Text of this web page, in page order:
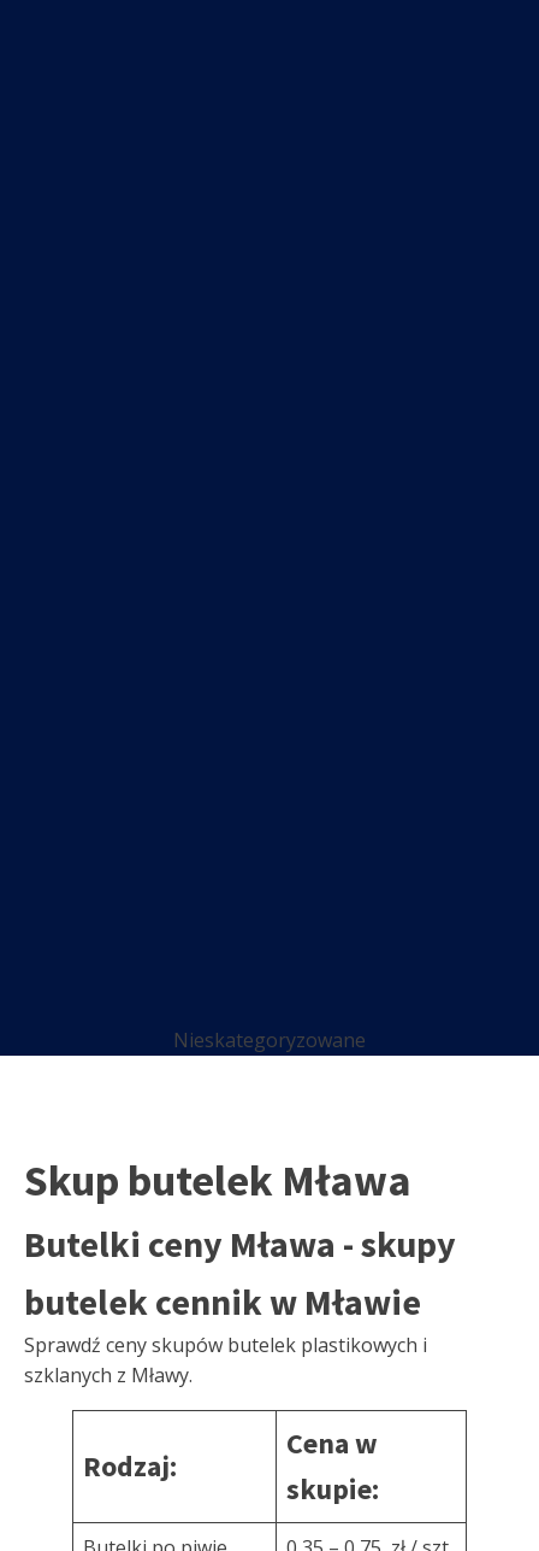
Nieskategoryzowane
Skup butelek Mława
Butelki ceny Mława - skupy
butelek cennik w Mławie
Sprawdź ceny skupów butelek plastikowych i
szklanych z Mławy.
Rodzaj:
Cena w
skupie: